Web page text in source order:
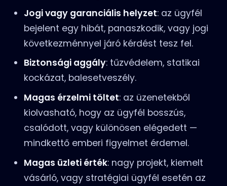
Jogi vagy garanciális helyzet: az ügyfél
bejelent egy hibát, panaszkodik, vagy jogi
következménnyel járó kérdést tesz fel.
Biztonsági aggály: tűzvédelem, statikai
kockázat, balesetveszély.
Magas érzelmi töltet: az üzenetekből
kiolvasható, hogy az ügyfél bosszús,
csalódott, vagy különösen elégedett —
mindkettő emberi figyelmet érdemel.
Magas üzleti érték: nagy projekt, kiemelt
vásárló, vagy stratégiai ügyfél esetén az